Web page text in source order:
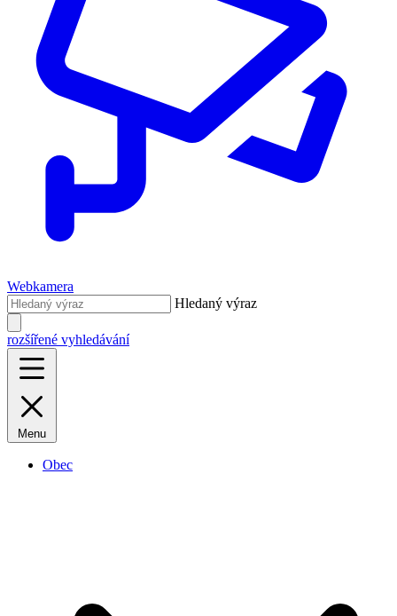
Webkamera
Hledaný výraz
rozšířené vyhledávání
Menu
Obec